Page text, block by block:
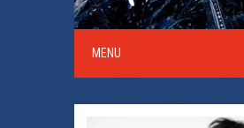
MENU